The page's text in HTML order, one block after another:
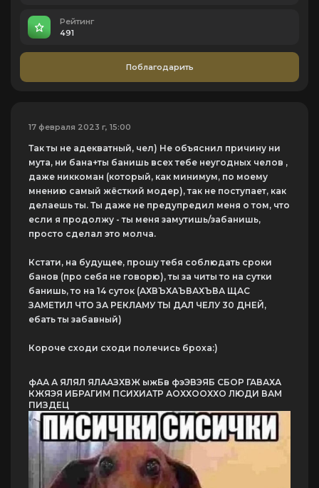
Рейтинг
491
Поблагодарить
17 февраля 2023 г, 15:00
Так ты не адекватный, чел) Не объяснил причину ни
мута, ни бана+ты банишь всех тебе неугодных челов ,
даже никкоман (который, как минимум, по моему
мнению самый жёсткий модер), так не поступает, как
делаешь ты. Ты даже не предупредил меня о том, что
если я продолжу - ты меня замутишь/забанишь,
просто сделал это молча.
Кстати, на будущее, прошу тебя соблюдать сроки
банов (про себя не говорю), ты за читы то на сутки
банишь, то на 14 суток (АХВЪХАЪВАХЪВА ЩАС
ЗАМЕТИЛ ЧТО ЗА РЕКЛАМУ ТЫ ДАЛ ЧЕЛУ 30 ДНЕЙ,
ебать ты забавный)
Короче сходи сходи полечись броха:)
фАА А ЯЛЯЛ ЯЛААЗХВЖ ыжБв фэЭВЭЯБ СБОР ГАВАХА
КЖЯЭЯ ИБРАГИМ ПСИХИАТР АОХХООХХО ЛЮДИ ВАМ
ПИЗДЕЦ